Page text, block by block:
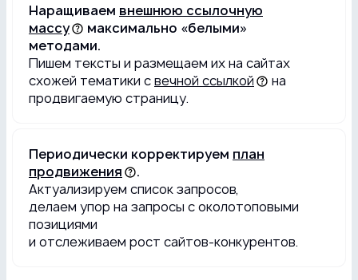
Наращиваем внешнюю ссылочную
массу
максимально «белыми»
методами.
Пишем тексты и размещаем их на сайтах
схожей тематики свечной ссылкой
на
продвигаемую страницу.
Периодически корректируем план
продвижения
.
Актуализируем список запросов,
делаем упор на запросы с околотоповыми
позициями
и отслеживаем рост сайтов-конкурентов.